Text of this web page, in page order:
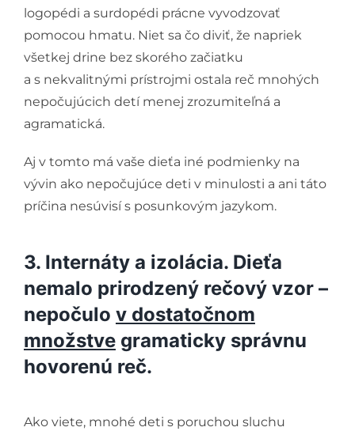
logopédi a surdopédi prácne vyvodzovať
pomocou hmatu. Niet sa čo diviť, že napriek
všetkej drine bez skorého začiatku
a s nekvalitnými prístrojmi ostala reč mnohých
nepočujúcich detí menej zrozumiteľná a
agramatická.
Aj v tomto má vaše dieťa iné podmienky na
vývin ako nepočujúce deti v minulosti a ani táto
príčina nesúvisí s posunkovým jazykom.
3. Internáty a izolácia. Dieťa
nemalo prirodzený rečový vzor –
nepočulo v dostatočnom
množstvegramaticky správnu
hovorenú reč.
Ako viete, mnohé deti s poruchou sluchu